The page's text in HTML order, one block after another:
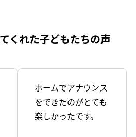
くれた子どもたちの声
ホームでアナウンス
をできたのがとても
楽しかったです。